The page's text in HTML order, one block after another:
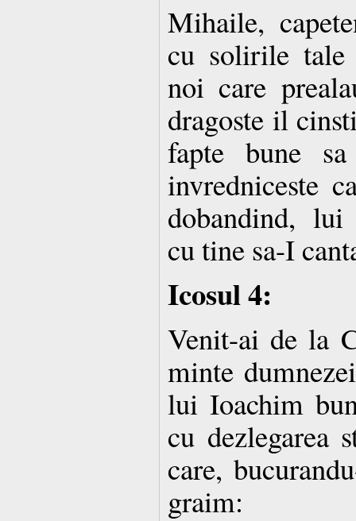
Mihaile,
cu solirile tale
noi care
dragoste il
fapte bune
invredniceste
dobandind, lui
cu tine sa-I
Icosul 4:
Venit-ai de la
minte
lui Ioachim
cu dezlegarea
care,
graim: